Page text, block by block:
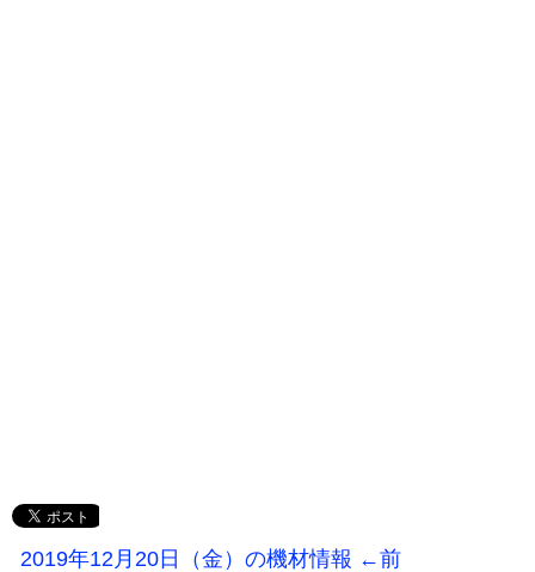
2019年12月20日（金）の機材情報 ←前